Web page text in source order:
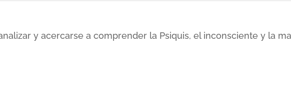
y acercarse a comprender la Psiquis, el inconsciente y la